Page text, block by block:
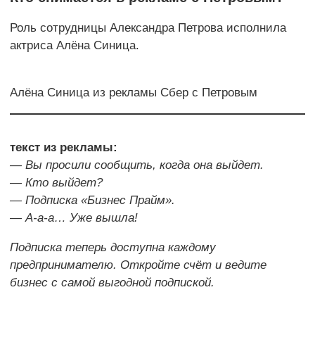
Роль сотрудницы Александра Петрова исполнила
актриса Алёна Синица.
Алёна Синица из рекламы Сбер с Петровым
текст из рекламы:
— Вы просили сообщить, когда она выйдет.
— Кто выйдет?
— Подписка «Бизнес Прайм».
— А-а-а… Уже вышла!
Подписка теперь доступна каждому
предпринимателю. Откройте счёт и ведите
бизнес с самой выгодной подпиской.